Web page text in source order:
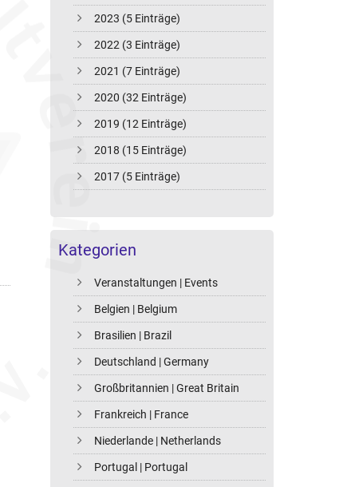
2023 (5 Einträge)
2022 (3 Einträge)
2021 (7 Einträge)
2020 (32 Einträge)
2019 (12 Einträge)
2018 (15 Einträge)
2017 (5 Einträge)
Kategorien
Veranstaltungen | Events
Belgien | Belgium
Brasilien | Brazil
Deutschland | Germany
Großbritannien | Great Britain
Frankreich | France
Niederlande | Netherlands
Portugal | Portugal